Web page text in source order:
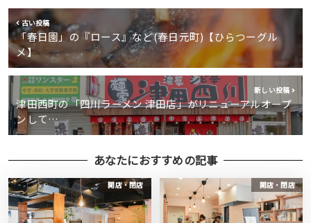
古い投稿
「春日園」の『ロース』など(春日元町)【ひらつーグル
メ】
新しい投稿
津田西町の「四川ラーメン 津田店」がリニューアルオープ
ンして…
あなたにおすすめの記事
開店・閉店 開店・閉店